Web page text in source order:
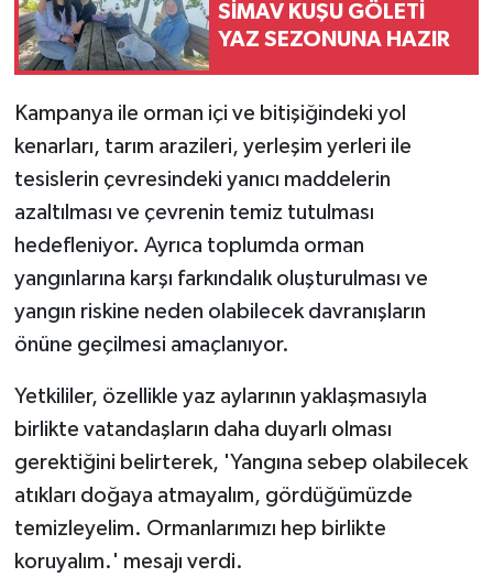
SİMAV KUŞU GÖLETİ
YAZ SEZONUNA HAZIR
Kampanya ile orman içi ve bitişiğindeki yol
kenarları, tarım arazileri, yerleşim yerleri ile
tesislerin çevresindeki yanıcı maddelerin
azaltılması ve çevrenin temiz tutulması
hedefleniyor. Ayrıca toplumda orman
yangınlarına karşı farkındalık oluşturulması ve
yangın riskine neden olabilecek davranışların
önüne geçilmesi amaçlanıyor.
Yetkililer, özellikle yaz aylarının yaklaşmasıyla
birlikte vatandaşların daha duyarlı olması
gerektiğini belirterek, 'Yangına sebep olabilecek
atıkları doğaya atmayalım, gördüğümüzde
temizleyelim. Ormanlarımızı hep birlikte
koruyalım.' mesajı verdi.